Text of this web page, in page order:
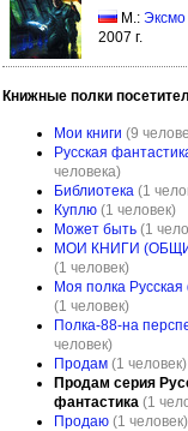
М.: Эксмо
2007 г.
Книжные полки
Мои книги (9
Русская
человека)
Библиотека (1
Куплю (1 человек)
Может быть (1
МОИ КНИГИ
(1 человек)
Моя полка
(1 человек)
Полка-88-на
человек)
Продам (1 человек)
Продам серия
фантастика (1
Продаю (1 человек)